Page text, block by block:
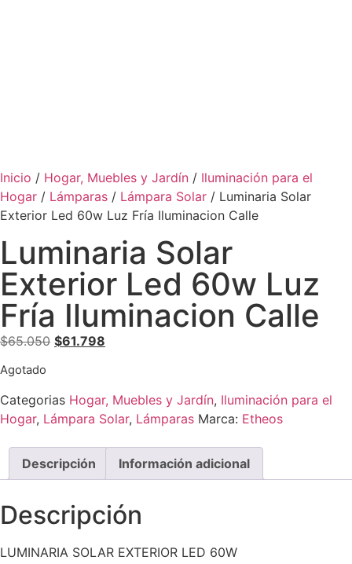
Inicio / Hogar, Muebles y Jardín / Iluminación para el
Hogar / Lámparas / Lámpara Solar / Luminaria Solar
Exterior Led 60w Luz Fría Iluminacion Calle
Luminaria Solar
Exterior Led 60w Luz
Fría Iluminacion Calle
$65.050 $61.798
Agotado
Categorias Hogar, Muebles y Jardín, Iluminación para el
Hogar, Lámpara Solar, Lámparas Marca: Etheos
Descripción Información adicional
Descripción
LUMINARIA SOLAR EXTERIOR LED 60W